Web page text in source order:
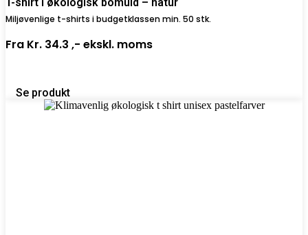
Miljøvenlige t-shirts i budgetklassen min. 50 stk.
Fra Kr. 34.3 ,- ekskl. moms
Se produkt